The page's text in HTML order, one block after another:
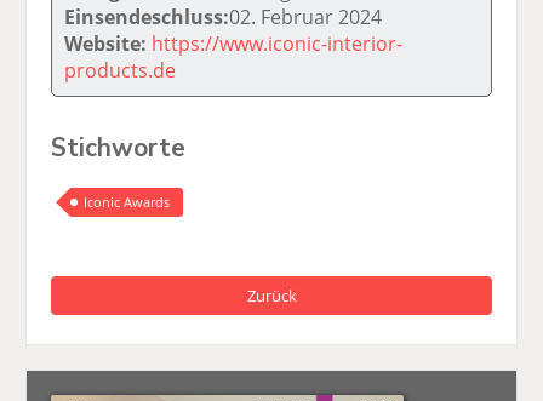
Einsendeschluss:02. Februar 2024
Website: https://www.iconic-interior-
products.de
Stichworte
Iconic Awards
Zurück